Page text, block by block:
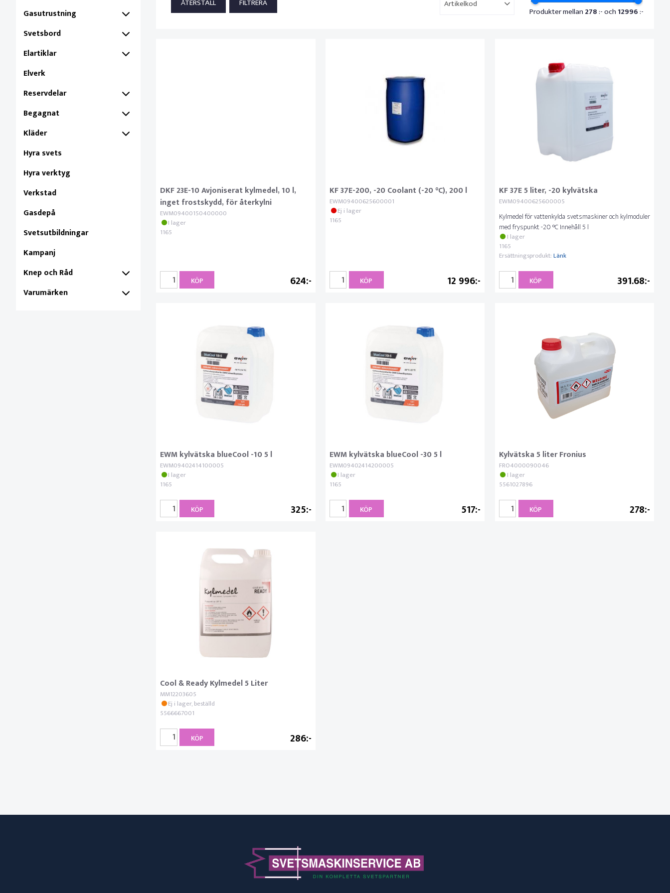
Gasutrustning
Svetsbord
Elartiklar
Elverk
Reservdelar
Begagnat
Kläder
Hyra svets
Hyra verktyg
Verkstad
Gasdepå
Svetsutbildningar
Kampanj
Knep och Råd
Varumärken
Artikelkod
Produkter mellan 278:- och 12996:-
DKF 23E-10 Avjoniserat kylmedel, 10 l,
inget frostskydd, för återkylni
EWM09400150400000
I lager
1165
624
KÖP
KF 37E-200, -20 Coolant (-20 °C), 200 l
EWM09400625600001
Ej i lager
1165
12 996
KÖP
KF 37E 5 liter, -20 kylvätska
EWM09400625600005
Kylmedel för vattenkylda svetsmaskiner och kylmoduler
med fryspunkt -20 °C Innehåll 5 l
I lager
1165
Ersättningsprodukt:Länk
391.68
KÖP
EWM kylvätska blueCool -10 5 l
EWM09402414100005
I lager
1165
325
KÖP
EWM kylvätska blueCool -30 5 l
EWM09402414200005
I lager
1165
517
KÖP
Kylvätska 5 liter Fronius
FRO4000090046
I lager
5561027896
278
KÖP
Cool & Ready Kylmedel 5 Liter
MM12203605
Ej i lager, beställd
5566667001
286
KÖP